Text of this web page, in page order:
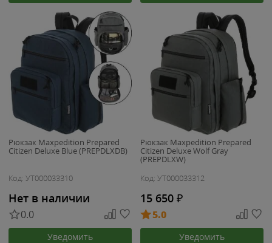
Рюкзак Maxpedition Prepared
Citizen Deluxe Blue (PREPDLXDB)
Код: УТ000033310
Нет в наличии
0.0
Уведомить
Рюкзак Maxpedition Prepared
Citizen Deluxe Wolf Gray
(PREPDLXW)
Код: УТ000033312
15 650 ₽
5.0
Уведомить